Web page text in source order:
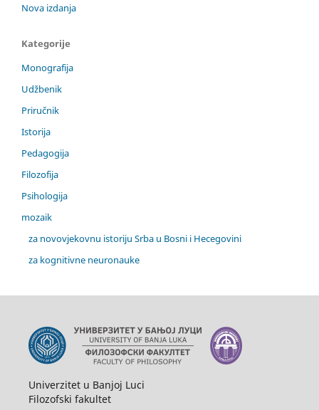
Nova izdanja
Kategorije
Monografija
Udžbenik
Priručnik
Istorija
Pedagogija
Filozofija
Psihologija
mozaik
za novovjekovnu istoriju Srba u Bosni i Hecegovini
za kognitivne neuronauke
Univerzitet u Banjoj Luci
Filozofski fakultet